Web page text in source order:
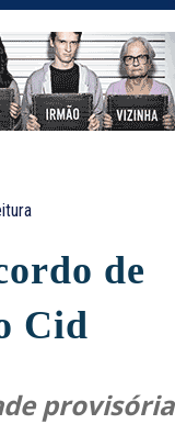
de
Cid
provisória